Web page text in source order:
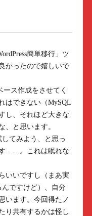
簡単移行」ツ
かったので嬉しいで
ス作成をさせてく
はできない（MySQL
し、それほど大きな
、と思います。
てみよう、と思っ
……。これは眠れな
いいですし（まあ実
ですけど）、自分
います。今回得たノ
り共有するかは怪し